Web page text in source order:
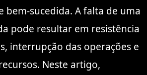
bem-sucedida. A falta de uma
pode resultar em resistência
interrupção das operações e
Neste artigo,